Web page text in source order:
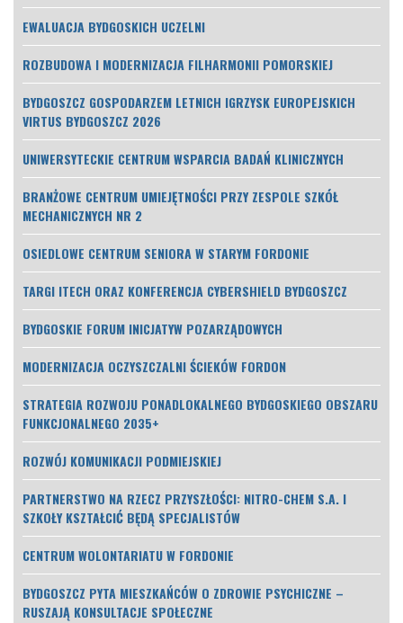
EWALUACJA BYDGOSKICH UCZELNI
ROZBUDOWA I MODERNIZACJA FILHARMONII POMORSKIEJ
BYDGOSZCZ GOSPODARZEM LETNICH IGRZYSK EUROPEJSKICH
VIRTUS BYDGOSZCZ 2026
UNIWERSYTECKIE CENTRUM WSPARCIA BADAŃ KLINICZNYCH
BRANŻOWE CENTRUM UMIEJĘTNOŚCI PRZY ZESPOLE SZKÓŁ
MECHANICZNYCH NR 2
OSIEDLOWE CENTRUM SENIORA W STARYM FORDONIE
TARGI ITECH ORAZ KONFERENCJA CYBERSHIELD BYDGOSZCZ
BYDGOSKIE FORUM INICJATYW POZARZĄDOWYCH
MODERNIZACJA OCZYSZCZALNI ŚCIEKÓW FORDON
STRATEGIA ROZWOJU PONADLOKALNEGO BYDGOSKIEGO OBSZARU
FUNKCJONALNEGO 2035+
ROZWÓJ KOMUNIKACJI PODMIEJSKIEJ
PARTNERSTWO NA RZECZ PRZYSZŁOŚCI: NITRO-CHEM S.A. I
SZKOŁY KSZTAŁCIĆ BĘDĄ SPECJALISTÓW
CENTRUM WOLONTARIATU W FORDONIE
BYDGOSZCZ PYTA MIESZKAŃCÓW O ZDROWIE PSYCHICZNE –
RUSZAJĄ KONSULTACJE SPOŁECZNE